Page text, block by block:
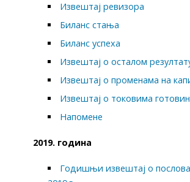
Извештај ревизора
Биланс стања
Биланс успеха
Извештај о осталом
Извештај о променама на
Извештај о токовима
Напомене
2019. година
Годишњи извештај о